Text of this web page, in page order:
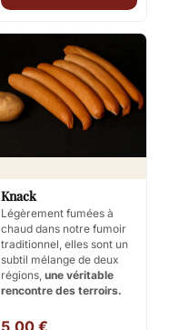
Knack
Légèrement fumées à
chaud dans notre fumoir
traditionnel, elles sont un
subtil mélange de deux
régions, une véritable
rencontre des terroirs.
5,00 €